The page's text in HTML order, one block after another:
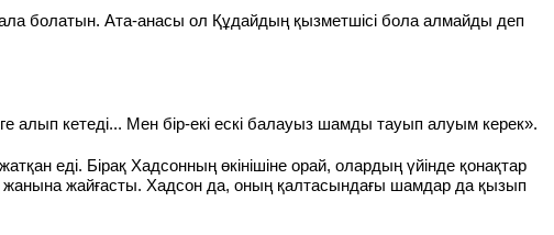
болатын. Ата-анасы ол Құдайдың қызметшісі бола алмайды деп
алып кетеді... Мен бір-екі ескі балауыз шамды тауып алуым керек».
еді. Бірақ Хадсонның өкінішіне орай, олардың үйінде қонақтар
жанына жайғасты. Хадсон да, оның қалтасындағы шамдар да қызып